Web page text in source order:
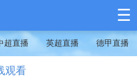
☰
超直播 英超直播 德甲直播
观看